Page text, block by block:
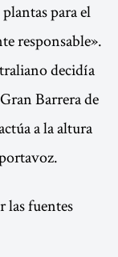
para el
responsable».
decidía
Barrera de
a la altura
las fuentes